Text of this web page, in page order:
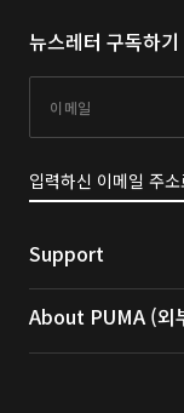
뉴스레터 구독하기
입력하신 이메일 주
Support
About PUMA (외